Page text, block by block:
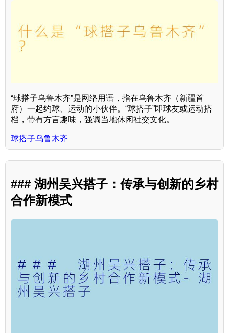
“球搭子乌鲁木齐”是网络用语，指在乌鲁木齐（新疆首
府）一起约球、运动的小伙伴。“球搭子”即球友或运动搭
档，带有方言趣味，强调当地休闲社交文化。
球搭子乌鲁木齐
### 湖州吴兴搭子：传承与创新的乡村
合作新模式